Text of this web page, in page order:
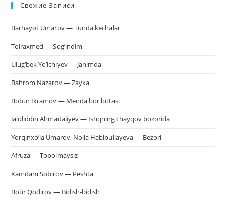
Свежие Записи
Barhayot Umarov — Tunda kechalar
Toiraxmed — Sog’indim
Ulug’bek Yo’lchiyev — Janimda
Bahrom Nazarov — Zayka
Bobur Ikramov — Menda bor bittasi
Jaloliddin Ahmadaliyev — Ishqning chayqov bozorida
Yorqinxo’ja Umarov, Noila Habibullayeva — Bezori
Afruza — Topolmaysiz
Xamdam Sobirov — Peshta
Botir Qodirov — Bidish-bidish